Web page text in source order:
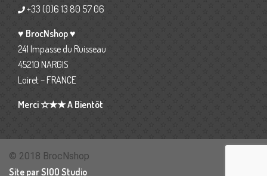
+33 (0)6 13 80 57 06
♥ BrocNshop ♥
241 Impasse du Ruisseau
45210 NARGIS
Loiret – FRANCE
Merci ☆★★ A Bientôt
© 2018 BrocNshop
Site par SIOO Studio